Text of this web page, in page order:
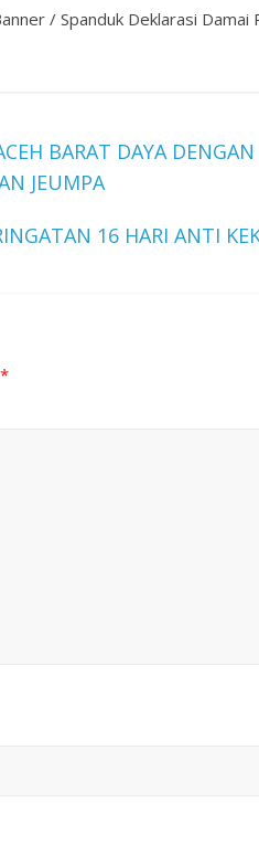
/ Spanduk Deklarasi Damai
BARAT DAYA DENGAN
JEUMPA
16 HARI ANTI
*